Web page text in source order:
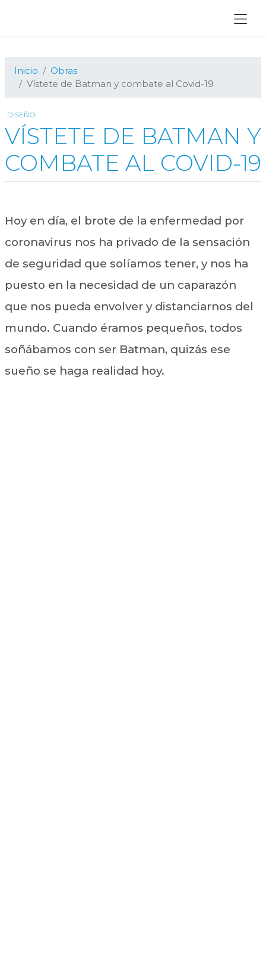
Inicio
Obras
Vístete de Batman y combate al Covid-19
DISEÑO
VÍSTETE DE BATMAN Y
COMBATE AL COVID-19
Hoy en día, el brote de la enfermedad por
coronavirus nos ha privado de la sensación
de seguridad que solíamos tener, y nos ha
puesto en la necesidad de un caparazón
que nos pueda envolver y distanciarnos del
mundo. Cuando éramos pequeños, todos
soñábamos con ser Batman, quizás ese
sueño se haga realidad hoy.